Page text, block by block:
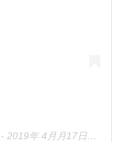
- 2019年 4月月17日午後12時00分PDT